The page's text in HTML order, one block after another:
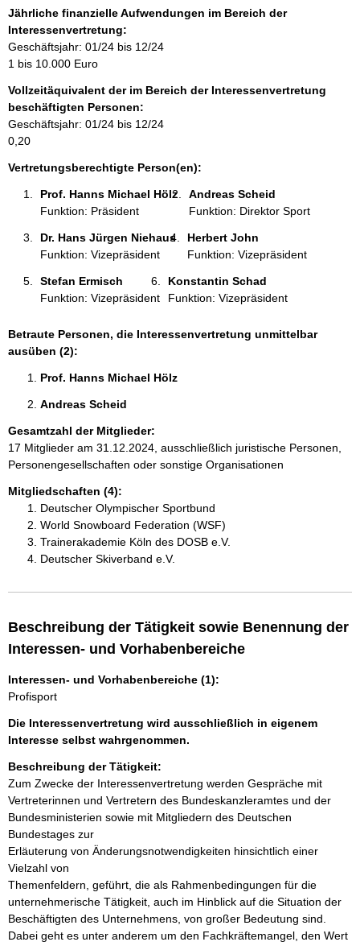
o
r
m
a
i
o
n
e
n
Jährliche finanzielle Aufwendungen im Bereich der
Interessenvertretung:
Geschäftsjahr: 01/24 bis 12/24
1 bis 10.000 Euro
Vollzeitäquivalent der im Bereich der Interessenvertretung
beschäftigten Personen:
Geschäftsjahr: 01/24 bis 12/24
0,20
Vertretungsberechtigte Person(en):
Prof. Hanns Michael Hölz
Funktion: Präsident
Andreas Scheid
Funktion: Direktor Sport
Dr. Hans Jürgen Niehaus
Funktion: Vizepräsident
Herbert John
Funktion: Vizepräsident
Stefan Ermisch
Funktion: Vizepräsident
Konstantin Schad
Funktion: Vizepräsident
Betraute Personen, die Interessenvertretung unmittelbar
ausüben (2):
Prof. Hanns Michael Hölz
Andreas Scheid
Gesamtzahl der Mitglieder:
17 Mitglieder am 31.12.2024, ausschließlich juristische Personen,
Personengesellschaften oder sonstige Organisationen
Mitgliedschaften (4):
Deutscher Olympischer Sportbund
World Snowboard Federation (WSF)
Trainerakademie Köln des DOSB e.V.
Deutscher Skiverband e.V.
Beschreibung der Tätigkeit sowie Benennung der
Interessen- und Vorhabenbereiche
Interessen- und Vorhabenbereiche (1):
Profisport
Die Interessenvertretung wird ausschließlich in eigenem
Interesse selbst wahrgenommen.
Beschreibung der Tätigkeit:
Zum Zwecke der Interessenvertretung werden Gespräche mit
Vertreterinnen und Vertretern des Bundeskanzleramtes und der
Bundesministerien sowie mit Mitgliedern des Deutschen
Bundestages zur
Erläuterung von Änderungsnotwendigkeiten hinsichtlich einer
Vielzahl von
Themenfeldern, geführt, die als Rahmenbedingungen für die
unternehmerische Tätigkeit, auch im Hinblick auf die Situation der
Beschäftigten des Unternehmens, von großer Bedeutung sind.
Dabei geht es unter anderem um den Fachkräftemangel, den Wert